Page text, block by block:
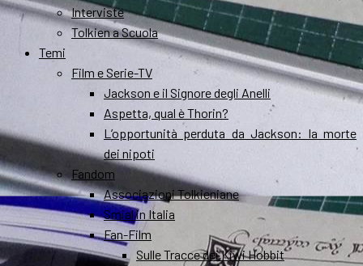
Interviste
Tolkien a Scuola
Temi
Film e Serie-TV
Jackson e il Signore degli Anelli
Aspetta, qual è Thorin?
L’opportunità perduta da Jackson: la morte
dei nipoti
Fandom
Associazioni Tolkieniane
Smial in Italia
Fan-Film
Sulle Tracce dei Kiwi Hobbit